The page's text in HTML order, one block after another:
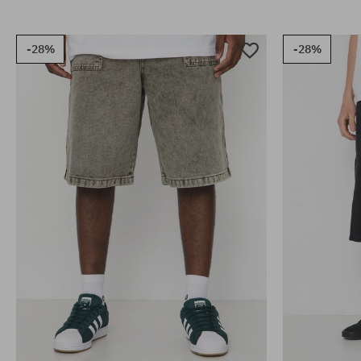
-28% -28%